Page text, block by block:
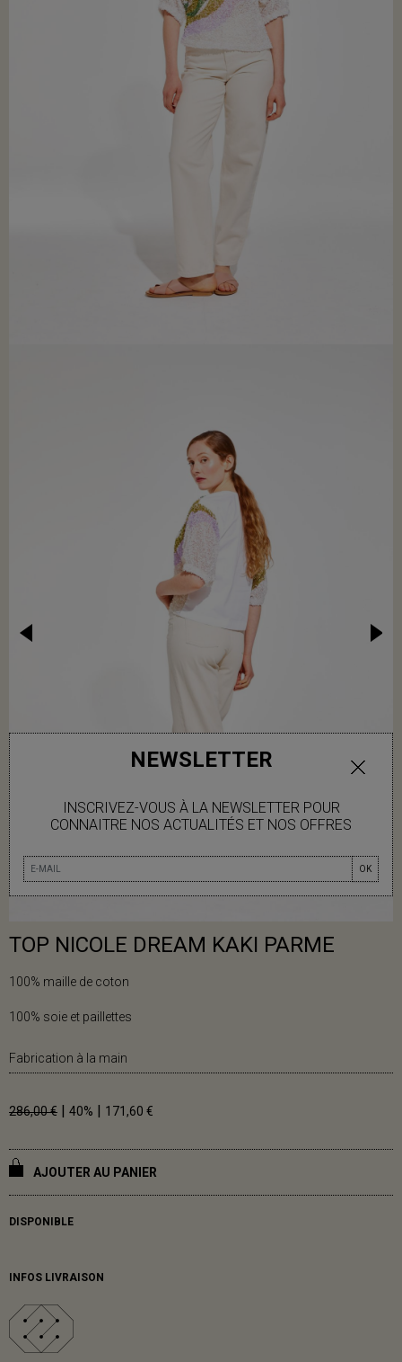
NEWSLETTER
INSCRIVEZ-VOUS À LA NEWSLETTER POUR
CONNAITRE NOS ACTUALITÉS ET NOS OFFRES
OK
TOP NICOLE DREAM KAKI PARME
100% maille de coton
100% soie et paillettes
Fabrication à la main
286,00 € 40% 171,60 €
AJOUTER AU PANIER
DISPONIBLE
INFOS LIVRAISON